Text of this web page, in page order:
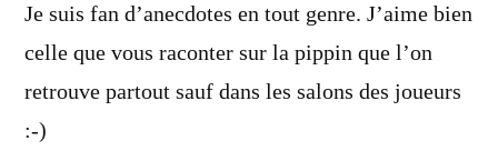
Je suis fan d’anecdotes en tout genre. J’aime bien
celle que vous raconter sur la pippin que l’on
retrouve partout sauf dans les salons des joueurs
:-)